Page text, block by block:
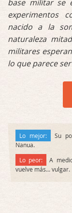
base militar se
experimentos
nacido a la
naturaleza
militares
lo que parece
Lo mejor:
Su
Nanua.
Lo peor:
A
vuelve más... vulgar.